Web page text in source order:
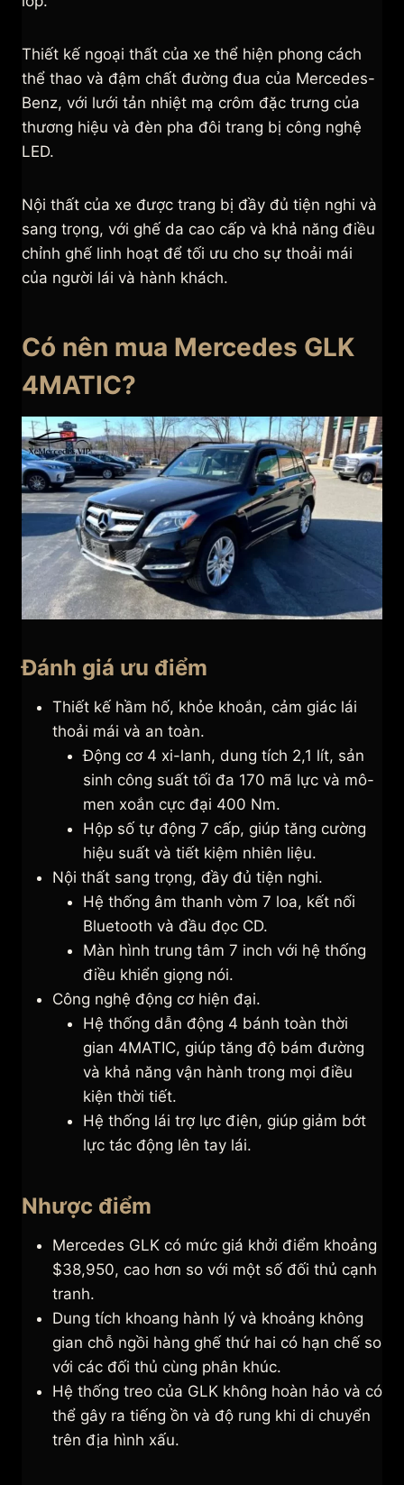
Thiết kế ngoại thất của xe thể hiện phong cách
thể thao và đậm chất đường đua của Mercedes-
Benz, với lưới tản nhiệt mạ crôm đặc trưng của
thương hiệu và đèn pha đôi trang bị công nghệ
LED.
Nội thất của xe được trang bị đầy đủ tiện nghi và
sang trọng, với ghế da cao cấp và khả năng điều
chỉnh ghế linh hoạt để tối ưu cho sự thoải mái
của người lái và hành khách.
Có nên mua Mercedes GLK
4MATIC?
Đánh giá ưu điểm
Thiết kế hầm hố, khỏe khoắn, cảm giác lái
thoải mái và an toàn.
Động cơ 4 xi-lanh, dung tích 2,1 lít, sản
sinh công suất tối đa 170 mã lực và mô-
men xoắn cực đại 400 Nm.
Hộp số tự động 7 cấp, giúp tăng cường
hiệu suất và tiết kiệm nhiên liệu.
Nội thất sang trọng, đầy đủ tiện nghi.
Hệ thống âm thanh vòm 7 loa, kết nối
Bluetooth và đầu đọc CD.
Màn hình trung tâm 7 inch với hệ thống
điều khiển giọng nói.
Công nghệ động cơ hiện đại.
Hệ thống dẫn động 4 bánh toàn thời
gian 4MATIC, giúp tăng độ bám đường
và khả năng vận hành trong mọi điều
kiện thời tiết.
Hệ thống lái trợ lực điện, giúp giảm bớt
lực tác động lên tay lái.
Nhược điểm
Mercedes GLK có mức giá khởi điểm khoảng
$38,950, cao hơn so với một số đối thủ cạnh
tranh.
Dung tích khoang hành lý và khoảng không
gian chỗ ngồi hàng ghế thứ hai có hạn chế so
với các đối thủ cùng phân khúc.
Hệ thống treo của GLK không hoàn hảo và có
thể gây ra tiếng ồn và độ rung khi di chuyển
trên địa hình xấu.